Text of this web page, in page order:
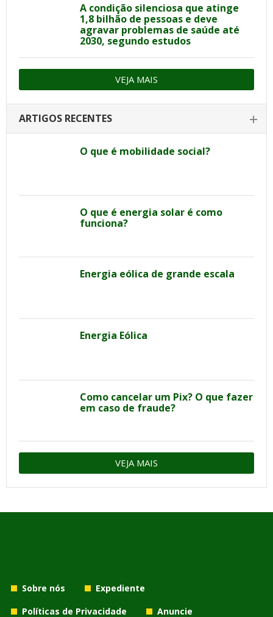
A condição silenciosa que atinge
1,8 bilhão de pessoas e deve
agravar problemas de saúde até
2030, segundo estudos
VEJA MAIS
ARTIGOS RECENTES
O que é mobilidade social?
O que é energia solar é como
funciona?
Energia eólica de grande escala
Energia Eólica
Como cancelar um Pix? O que fazer
em caso de fraude?
VEJA MAIS
Sobre nós
Expediente
Políticas de Privacidade
Anuncie